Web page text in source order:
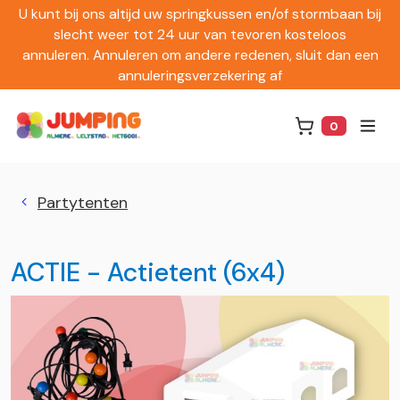
U kunt bij ons altijd uw springkussen en/of stormbaan bij
slecht weer tot 24 uur van tevoren kosteloos
annuleren. Annuleren om andere redenen, sluit dan een
annuleringsverzekering af
0
Partytenten
ACTIE - Actietent (6x4)